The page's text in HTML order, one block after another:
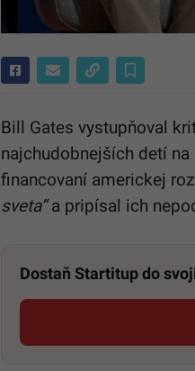
Bill Gates vystupňoval
najchudobnejších detí
financovaní americkej
sveta“a pripísal ich
Dostaň Startitup do